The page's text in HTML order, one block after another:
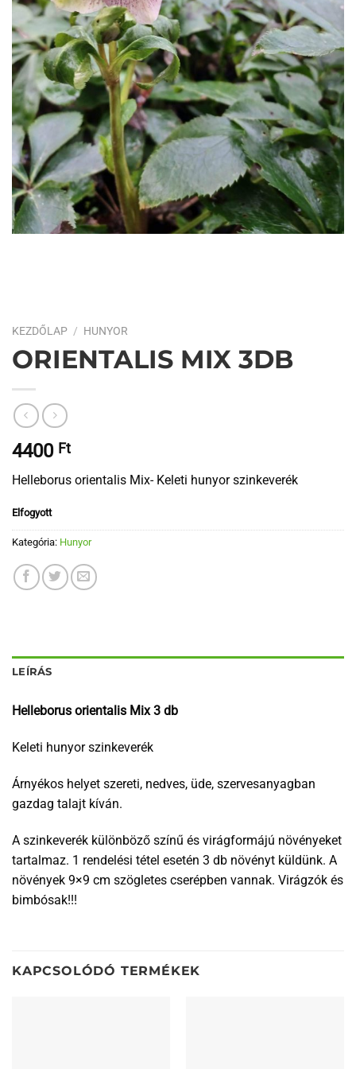
KEZDŐLAP / HUNYOR
ORIENTALIS MIX 3DB
4400 Ft
Helleborus orientalis Mix- Keleti hunyor szinkeverék
Elfogyott
Kategória: Hunyor
LEÍRÁS
Helleborus orientalis Mix 3 db
Keleti hunyor szinkeverék
Árnyékos helyet szereti, nedves, üde, szervesanyagban
gazdag talajt kíván.
A szinkeverék különböző színű és virágformájú növényeket
tartalmaz. 1 rendelési tétel esetén 3 db növényt küldünk. A
növények 9×9 cm szögletes cserépben vannak. Virágzók és
bimbósak!!!
KAPCSOLÓDÓ TERMÉKEK